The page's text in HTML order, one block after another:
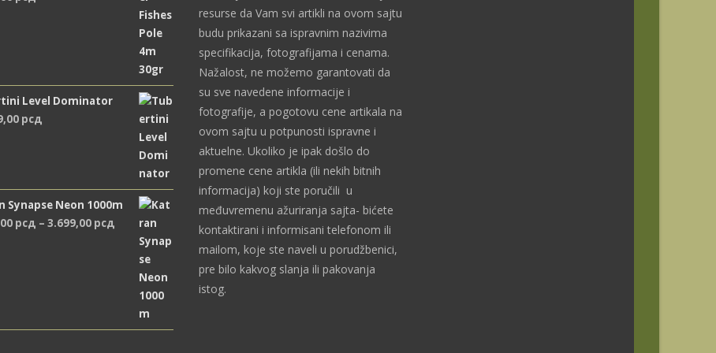
Level Dominator
рсд
Synapse Neon 1000m
рсд – 3.699,00 рсд Распон
цена:
2.489,00 рсд
3.699,00 рсд
resurse da Vam svi artikli na ovom sajtu
budu prikazani sa ispravnim nazivima
specifikacija, fotografijama i cenama.
Nažalost, ne možemo garantovati da
su sve navedene informacije i
fotografije, a pogotovu cene artikala na
ovom sajtu u potpunosti ispravne i
aktuelne. Ukoliko je ipak došlo do
promene cene artikla (ili nekih bitnih
informacija) koji ste poručili u
međuvremenu ažuriranja sajta- bićete
kontaktirani i informisani telefonom ili
mailom, koje ste naveli u porudžbenici,
pre bilo kakvog slanja ili pakovanja
istog.